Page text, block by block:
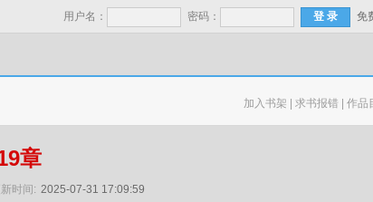
用户名： 密码： 免
加入书架 | 求书报错 | 作品
章
时间: 2025-07-31 17:09:59